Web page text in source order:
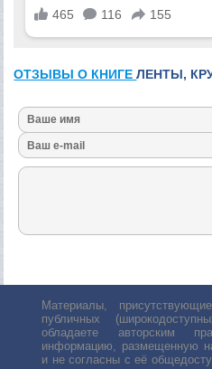
ОТЗЫВЫ О КНИГЕЛЕНТЫ,
Материалы,
публичных
обладаете авторским
информацию, размещенную
и не согласны с её